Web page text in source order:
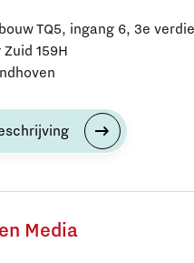
TQ5, ingang 6, 3e
159H
Media